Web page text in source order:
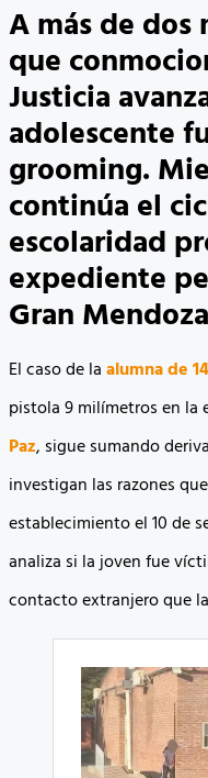
A más de dos
que
Justicia
adolescente
grooming.
continúa el
escolaridad
expediente
Gran
El caso de laalumna de
pistola 9 milímetros en la
Paz, sigue sumando
investigan las razones
establecimiento el 10 de
analiza si la joven fue
contacto extranjero que